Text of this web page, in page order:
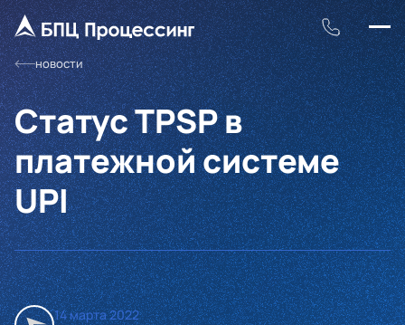
новости
Статус TPSP в
платежной системе
UPI
14 марта 2022